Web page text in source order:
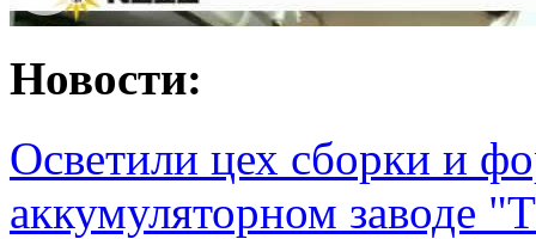
Новости:
Осветили цех сборки и
аккумуляторном заводе